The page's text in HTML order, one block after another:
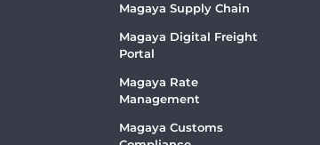
Magaya Supply Chain
Magaya Digital Freight
Portal
Magaya Rate
Management
Magaya Customs